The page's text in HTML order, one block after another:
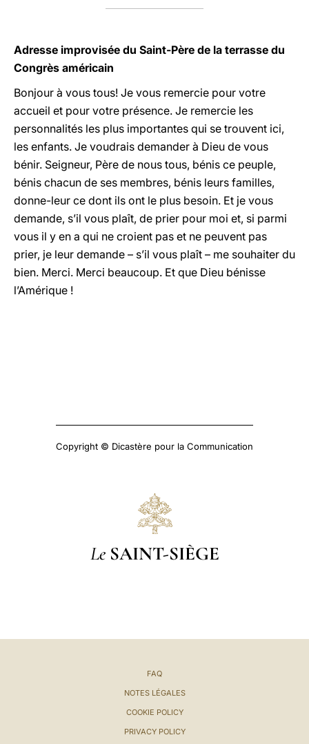
Adresse improvisée du Saint-Père de la terrasse du
Congrès américain
Bonjour à vous tous! Je vous remercie pour votre
accueil et pour votre présence. Je remercie les
personnalités les plus importantes qui se trouvent ici,
les enfants. Je voudrais demander à Dieu de vous
bénir. Seigneur, Père de nous tous, bénis ce peuple,
bénis chacun de ses membres, bénis leurs familles,
donne-leur ce dont ils ont le plus besoin. Et je vous
demande, s’il vous plaît, de prier pour moi et, si parmi
vous il y en a qui ne croient pas et ne peuvent pas
prier, je leur demande – s’il vous plaît – me souhaiter du
bien. Merci. Merci beaucoup. Et que Dieu bénisse
l’Amérique !
Copyright © Dicastère pour la Communication
Le SAINT-SIÈGE
FAQ
NOTES LÉGALES
COOKIE POLICY
PRIVACY POLICY